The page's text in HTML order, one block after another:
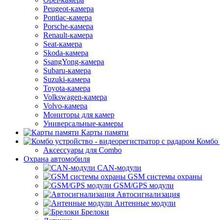
Peugeot-камера
Pontiac-камера
Porsche-камера
Renault-камера
Seat-камера
Skoda-камера
SsangYong-камера
Subaru-камера
Suzuki-камера
Toyota-камера
Volkswagen-камера
Volvo-камера
Мониторы для камер
Универсальные-камеры
Карты памяти
Комбо
Аксессуары для Combo
Охрана автомобиля
CAN-модули
GSM системы охраны
GSM/GPS модули
Автосигнализация
Антенные модули
Брелоки